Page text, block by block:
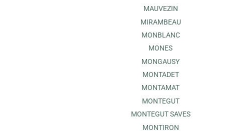
MAUVEZIN
MIRAMBEAU
MONBLANC
MONES
MONGAUSY
MONTADET
MONTAMAT
MONTEGUT
MONTEGUT SAVES
MONTIRON